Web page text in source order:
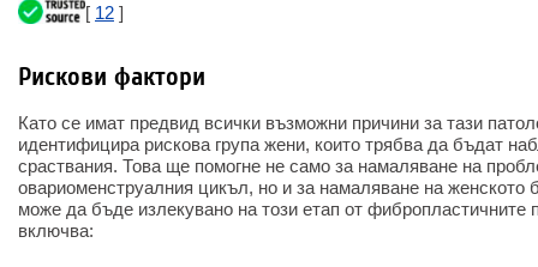
[ 12 ]
Рискови фактори
Като се имат предвид всички възможни причини за тази
идентифицира рискова група жени, които трябва да бъдат
сраствания. Това ще помогне не само за намаляване на
овариоменструалния цикъл, но и за намаляване на женското
може да бъде излекувано на този етап от фибропластичните
включва: